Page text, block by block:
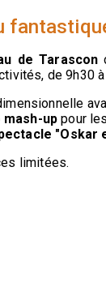
de Tarascon
de
mash-up pour
"Oskar
limitées.